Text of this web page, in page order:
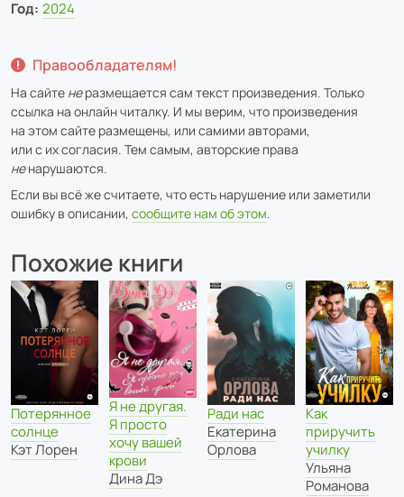
Год: 2024
Правообладателям!
На сайте неразмещается сам текст произведения. Только
ссылка на онлайн читалку. И мы верим, что произведения
на этом сайте размещены, или самими авторами,
или с их согласия. Тем самым, авторские права
ненарушаются.
Если вы всё же считаете, что есть нарушение или заметили
ошибку в описании, сообщите нам об этом.
Похожие книги
Потерянное
солнце
Кэт Лорен
Я не другая.
Я просто
хочу вашей
крови
Дина Дэ
Ради нас
Екатерина
Орлова
Как
приручить
училку
Ульяна
Романова